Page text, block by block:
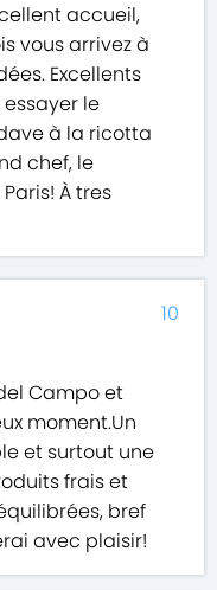
accueil,
vous arrivez à
Excellents
le
à la ricotta
chef, le
À tres
Campo et
moment.Un
et surtout une
frais et
bref
avec plaisir!
10